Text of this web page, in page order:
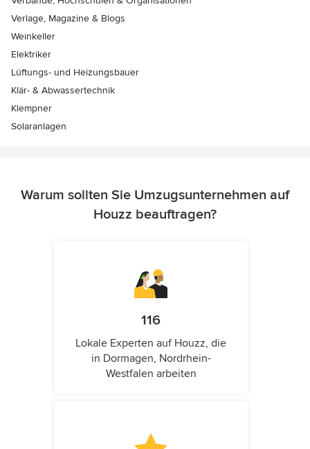
Verlage, Magazine & Blogs
Weinkeller
Elektriker
Lüftungs- und Heizungsbauer
Klär- & Abwassertechnik
Klempner
Solaranlagen
Warum sollten Sie Umzugsunternehmen auf
Houzz beauftragen?
116
Lokale Experten auf Houzz, die
in Dormagen, Nordrhein-
Westfalen arbeiten